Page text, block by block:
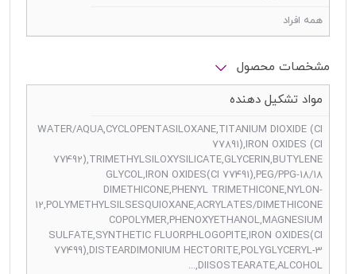
همه افراد
مشخصات محصول
مواد تشکیل دهنده
WATER/AQUA,CYCLOPENTASILOXANE,TITANIUM DIOXIDE (CI
77891),IRON OXIDES (CI
77492),TRIMETHYLSILOXYSILICATE,GLYCERIN,BUTYLENE
GLYCOL,IRON OXIDES(CI 77491),PEG/PPG-18/18
DIMETHICONE,PHENYL TRIMETHICONE,NYLON-
12,POLYMETHYLSILSESQUIOXANE,ACRYLATES/DIMETHICONE
COPOLYMER,PHENOXYETHANOL,MAGNESIUM
SULFATE,SYNTHETIC FLUORPHLOGOPITE,IRON OXIDES(CI
77499),DISTEARDIMONIUM HECTORITE,POLYGLYCERYL-3
DIISOSTEARATE,ALCOHOL,...